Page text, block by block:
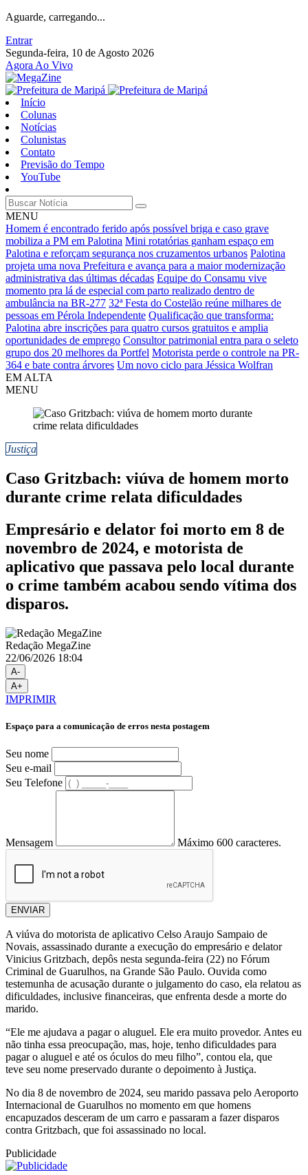
Aguarde, carregando...
Entrar
Segunda-feira, 10 de Agosto 2026
Agora Ao Vivo
Início
Colunas
Notícias
Colunistas
Contato
Previsão do Tempo
YouTube
MENU
Homem é encontrado ferido após possível briga e caso grave
mobiliza a PM em Palotina Mini rotatórias ganham espaço em
Palotina e reforçam segurança nos cruzamentos urbanos Palotina
projeta uma nova Prefeitura e avança para a maior modernização
administrativa das últimas décadas Equipe do Consamu vive
momento pra lá de especial com parto realizado dentro de
ambulância na BR-277 32ª Festa do Costelão reúne milhares de
pessoas em Pérola Independente Qualificação que transforma:
Palotina abre inscrições para quatro cursos gratuitos e amplia
oportunidades de emprego Consultor patrimonial entra para o seleto
grupo dos 20 melhores da Portfel Motorista perde o controle na PR-
364 e bate contra árvores Um novo ciclo para Jéssica Wolfran
EM ALTA
MENU
Justiça
Caso Gritzbach: viúva de homem morto
durante crime relata dificuldades
Empresário e delator foi morto em 8 de
novembro de 2024, e motorista de
aplicativo que passava pelo local durante
o crime também acabou sendo vítima dos
disparos.
Redação MegaZine
22/06/2026 18:04
A-
A+
IMPRIMIR
Espaço para a comunicação de erros nesta postagem
Seu nome
Seu e-mail
Seu Telefone
Mensagem Máximo 600 caracteres.
ENVIAR
A viúva do motorista de aplicativo Celso Araujo Sampaio de
Novais, assassinado durante a execução do empresário e delator
Vinicius Gritzbach, depôs nesta segunda-feira (22) no Fórum
Criminal de Guarulhos, na Grande São Paulo. Ouvida como
testemunha de acusação durante o julgamento do caso, ela relatou as
dificuldades, inclusive financeiras, que enfrenta desde a morte do
marido.
“Ele me ajudava a pagar o aluguel. Ele era muito provedor. Antes eu
não tinha essa preocupação, mas, hoje, tenho dificuldades para
pagar o aluguel e até os óculos do meu filho”, contou ela, que
teve seu nome preservado durante o depoimento à Justiça.
No dia 8 de novembro de 2024, seu marido passava pelo Aeroporto
Internacional de Guarulhos no momento em que homens
encapuzados desceram de um carro e passaram a fazer disparos
contra Gritzbach, que foi assassinado no local.
Publicidade